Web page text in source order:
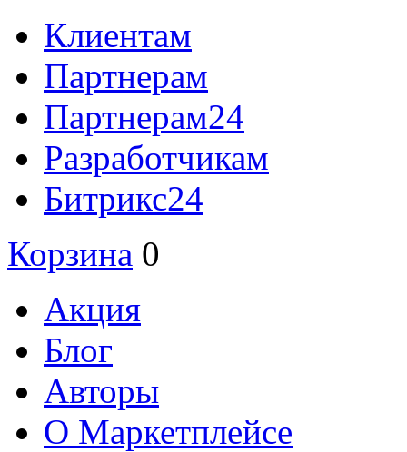
Клиентам
Партнерам
Партнерам24
Разработчикам
Битрикс24
Корзина 0
Акция
Блог
Авторы
О Маркетплейсе